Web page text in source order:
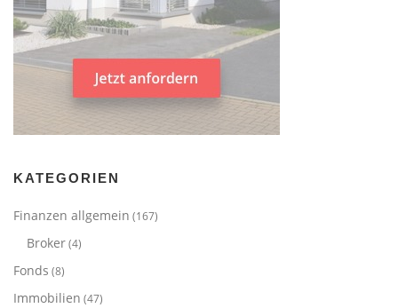
KATEGORIEN
Finanzen allgemein (167)
Broker(4)
Fonds (8)
Immobilien (47)